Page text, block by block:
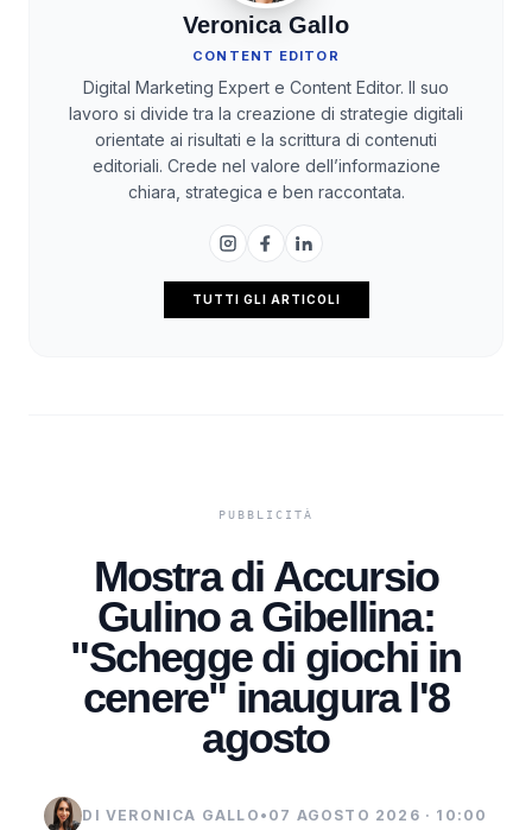
Veronica Gallo
CONTENT EDITOR
Digital Marketing Expert e Content Editor. Il suo
lavoro si divide tra la creazione di strategie digitali
orientate ai risultati e la scrittura di contenuti
editoriali. Crede nel valore dell’informazione
chiara, strategica e ben raccontata.
TUTTI GLI ARTICOLI
Mostra di Accursio
Gulino a Gibellina:
"Schegge di giochi in
cenere" inaugura l'8
agosto
DI VERONICA GALLO • 07 AGOSTO 2026 · 10:00